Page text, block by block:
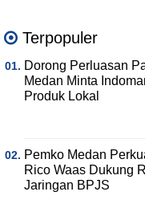
Terpopuler
Dorong Perluasan
Medan Minta
Produk Lokal
Pemko Medan
Rico Waas Dukung
Jaringan BPJS